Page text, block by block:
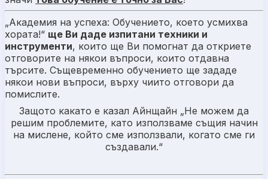
„Академия на успеха: Обучението, което усмихва
хората!“ ще Ви даде изпитани техники и
инструменти, които ще Ви помогнат да откриете
отговорите на някои въпроси, които отдавна
търсите. Същевременно обучението ще зададе
някои нови въпроси, върху чиито отговори да
помислите.
Защото какато е казал Айнщайн „Не можем да
решим проблемите, като използваме същия начин
на мислене, който сме използвали, когато сме ги
създавали.“